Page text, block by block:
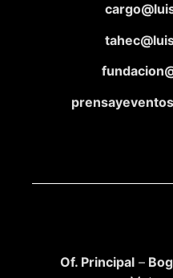
Of. Principal –